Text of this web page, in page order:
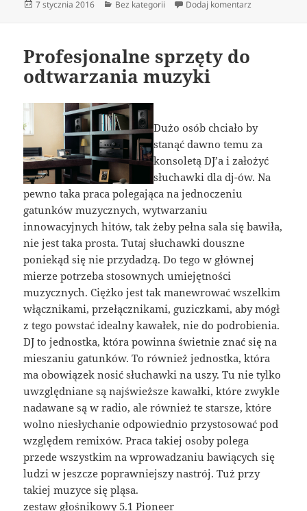
Data
7 stycznia 2016 Kategorie
Bez kategorii Dodaj komentarz
Profesjonalne sprzęty do
odtwarzania muzyki
Dużo osób chciało by
stanąć dawno temu za
konsoletą DJ’a i założyć
słuchawki dla dj-ów. Na
pewno taka praca polegająca na jednoczeniu
gatunków muzycznych, wytwarzaniu
innowacyjnych hitów, tak żeby pełna sala się bawiła,
nie jest taka prosta. Tutaj słuchawki douszne
poniekąd się nie przydadzą. Do tego w głównej
mierze potrzeba stosownych umiejętności
muzycznych. Ciężko jest tak manewrować wszelkim
włącznikami, przełącznikami, guziczkami, aby mógł
z tego powstać idealny kawałek, nie do podrobienia.
DJ to jednostka, która powinna świetnie znać się na
mieszaniu gatunków. To również jednostka, która
ma obowiązek nosić słuchawki na uszy. Tu nie tylko
uwzględniane są najświeższe kawałki, które zwykle
nadawane są w radio, ale również te starsze, które
wolno niesłychanie odpowiednio przystosować pod
względem remixów. Praca takiej osoby polega
przede wszystkim na wprowadzaniu bawiących się
ludzi w jeszcze poprawniejszy nastrój. Tuż przy
takiej muzyce się pląsa.
zestaw głośnikowy 5.1 Pioneer